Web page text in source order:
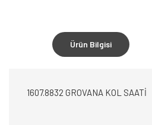
Ürün Bilgisi
1607.8832 GROVANA KOL SAATİ